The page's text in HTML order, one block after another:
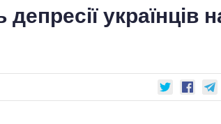
ПОЛІТИКА ЕКОНОМІКА СУСПІЛЬСТВО
ДЕПУТАТИ КОМІТЕТИ ФРАКЦІЇ
українців